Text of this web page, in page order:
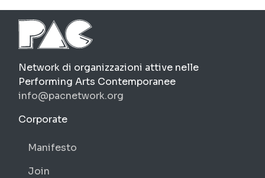
PAC
Network di organizzazioni attive nelle
Performing Arts Contemporanee
info@pacnetwork.org
Corporate
Manifesto
Join